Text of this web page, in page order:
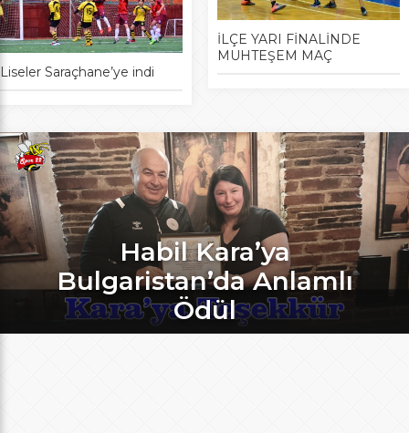
Liseler Saraçhane’ye indi
İLÇE YARI FİNALİNDE
MUHTEŞEM MAÇ
Habil Kara’ya
Bulgaristan’da Anlamlı
Ödül